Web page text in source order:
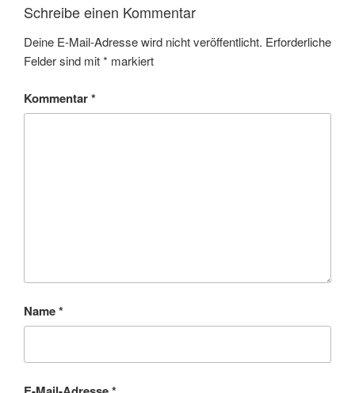
Schreibe einen Kommentar
Deine E-Mail-Adresse wird nicht veröffentlicht. Erforderliche
Felder sind mit* markiert
Kommentar*
Name*